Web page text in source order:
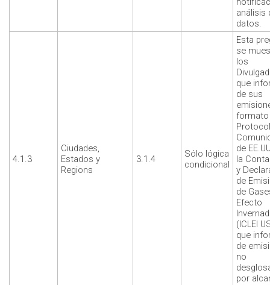
análisis
datos.
4.1.3
Ciudades,
Estados y
Regions
3.1.4
Sólo lógica
condicional
Esta
se
los
que
de sus
formato
de
la
y
de
de
Efecto
(ICLEI
que
de
no
por